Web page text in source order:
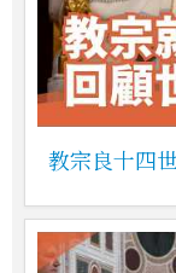
教宗良十四